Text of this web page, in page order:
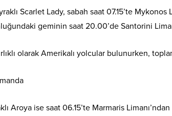
Scarlet Lady, sabah saat 07.15’te
geminin saat 20.00’de Santorini
olarak Amerikalı yolcular bulunurken,
Aroya ise saat 06.15’te Marmaris